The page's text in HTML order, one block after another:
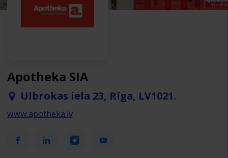
Apotheka SIA
Ulbrokas iela 23, Rīga, LV1021.
www.apotheka.lv